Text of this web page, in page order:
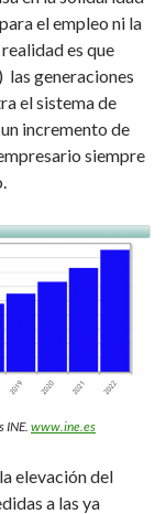
el empleo ni la
es que
las generaciones
el sistema de
incremento de
siempre
INE. www.ine.es
elevación del
a las ya